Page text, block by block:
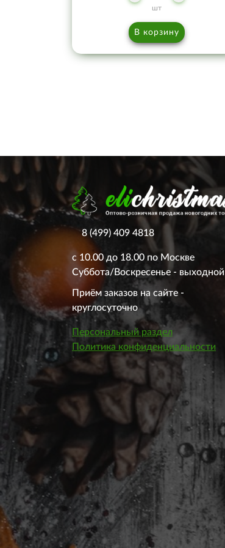
шт
В корзину
8 (499) 409 4818
с 10.00 до 18.00 по Москве
Суббота/Воскресенье - выходной
Приём заказов на сайте -
круглосуточно
Персональный раздел
Политика конфиденциальности